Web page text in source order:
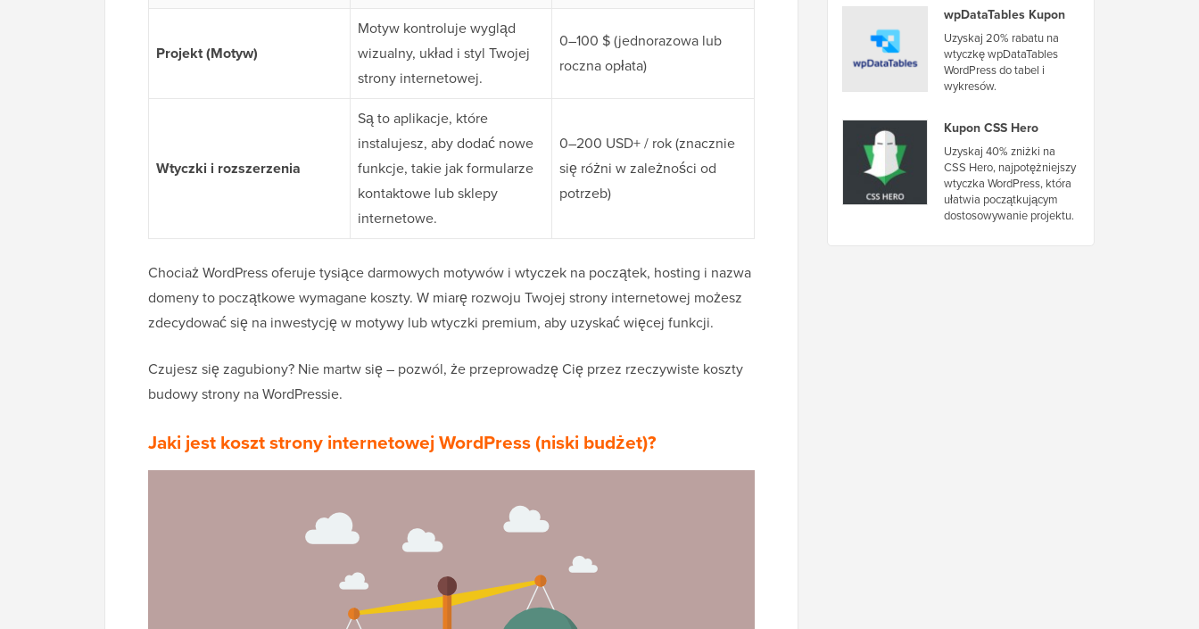
Projekt (Motyw)
Motyw kontroluje wygląd
wizualny, układ i styl Twojej
strony internetowej.
0–100 $ (jednorazowa lub
roczna opłata)
Wtyczki i rozszerzenia
Są to aplikacje, które
instalujesz, aby dodać nowe
funkcje, takie jak formularze
kontaktowe lub sklepy
internetowe.
0–200 USD+ / rok (znacznie
się różni w zależności od
potrzeb)
Chociaż WordPress oferuje tysiące darmowych motywów i wtyczek na początek, hosting i nazwa
domeny to początkowe wymagane koszty. W miarę rozwoju Twojej strony internetowej możesz
zdecydować się na inwestycję w motywy lub wtyczki premium, aby uzyskać więcej funkcji.
Czujesz się zagubiony? Nie martw się – pozwól, że przeprowadzę Cię przez rzeczywiste koszty
budowy strony na WordPressie.
Jaki jest koszt strony internetowej WordPress (niski budżet)?
wpDataTables Kupon
Uzyskaj 20% rabatu na
wtyczkę wpDataTables
WordPress do tabel i
wykresów.
Kupon CSS Hero
Uzyskaj 40% zniżki na
CSS Hero, najpotężniejszy
wtyczka WordPress, która
ułatwia początkującym
dostosowywanie projektu.